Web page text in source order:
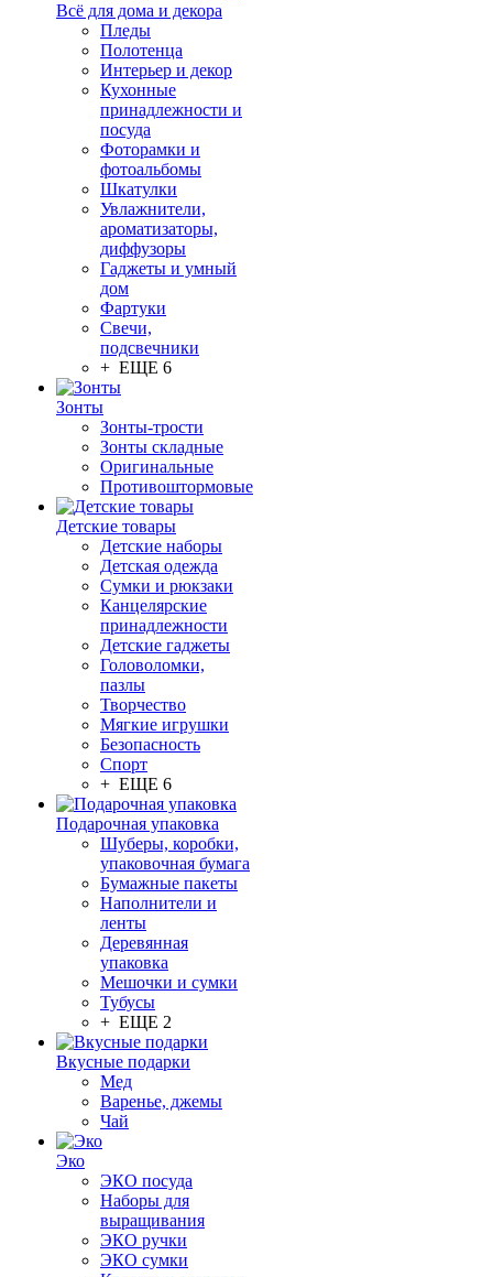
Всё для дома и декора
Пледы
Полотенца
Интерьер и декор
Кухонные
принадлежности и
посуда
Фоторамки и
фотоальбомы
Шкатулки
Увлажнители,
ароматизаторы,
диффузоры
Гаджеты и умный
дом
Фартуки
Свечи,
подсвечники
+ ЕЩЕ 6
Зонты
Зонты-трости
Зонты складные
Оригинальные
Противоштормовые
Детские товары
Детские наборы
Детская одежда
Сумки и рюкзаки
Канцелярские
принадлежности
Детские гаджеты
Головоломки,
пазлы
Творчество
Мягкие игрушки
Безопасность
Спорт
+ ЕЩЕ 6
Подарочная упаковка
Шуберы, коробки,
упаковочная бумага
Бумажные пакеты
Наполнители и
ленты
Деревянная
упаковка
Мешочки и сумки
Тубусы
+ ЕЩЕ 2
Вкусные подарки
Мед
Варенье, джемы
Чай
Эко
ЭКО посуда
Наборы для
выращивания
ЭКО ручки
ЭКО сумки